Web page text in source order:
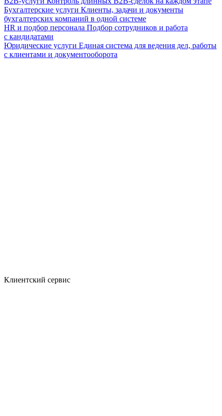
Бухгалтерские услуги Клиенты, задачи и документы
бухгалтерских компаний в одной системе
HR и подбор персонала Подбор сотрудников и работа
с кандидатами
Юридические услуги Единая система для ведения дел, работы
с клиентами и документооборота
Клиентский сервис